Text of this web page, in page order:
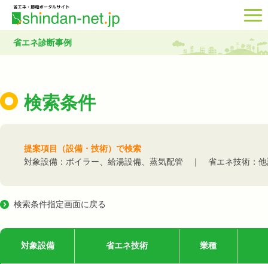
省エネ診断事例
検索条件
提案項目（設備・技術）で検索
対象設備：ボイラー、給湯設備、蒸気配管 ｜ 省エネ技術：他
検索条件指定画面に戻る
対象設備 省エネ技術 業種